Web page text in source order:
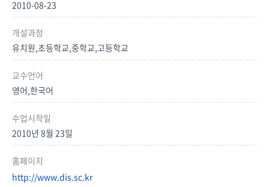
2010-08-23
개설과정
유치원,초등학교,중학교,고등학교
교수언어
영어,한국어
수업시작일
2010년 8월 23일
홈페이지
http://www.dis.sc.kr